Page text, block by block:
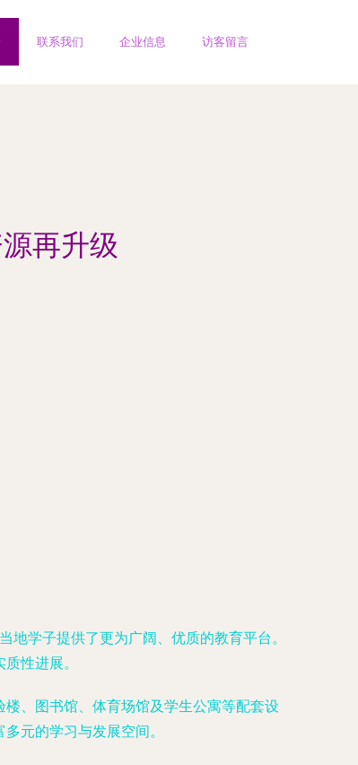
联系我们 企业信息 访客留言
再升级
学子提供了更为广阔、优质的教育平台。
性进展。
、图书馆、体育场馆及学生公寓等配套设
元的学习与发展空间。